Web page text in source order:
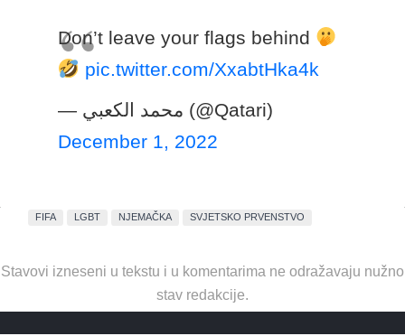
Don’t leave your flags behind
pic.twitter.com/XxabtHka4k
— محمد الكعبي (@Qatari)
December 1, 2022
FIFA LGBT NJEMAČKA SVJETSKO PRVENSTVO
Stavovi izneseni u tekstu i u komentarima ne odražavaju nužno
stav redakcije.